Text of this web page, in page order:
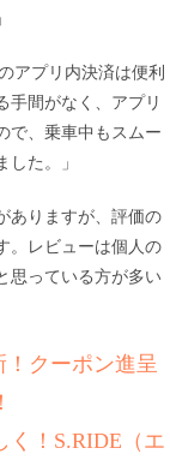
アプリ内決済は便利
手間がなく、アプリ
で、乗車中もスムー
した。」
ありますが、評価の
。レビューは個人の
思っている方が多い
！クーポン進呈
く！S.RIDE（エ